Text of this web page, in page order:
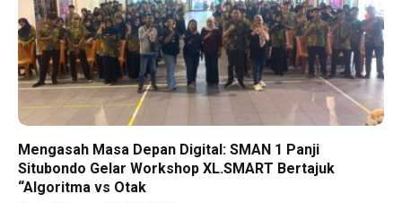
Mengasah Masa Depan Digital: SMAN 1 Panji
Situbondo Gelar Workshop XL.SMART Bertajuk
“Algoritma vs Otak